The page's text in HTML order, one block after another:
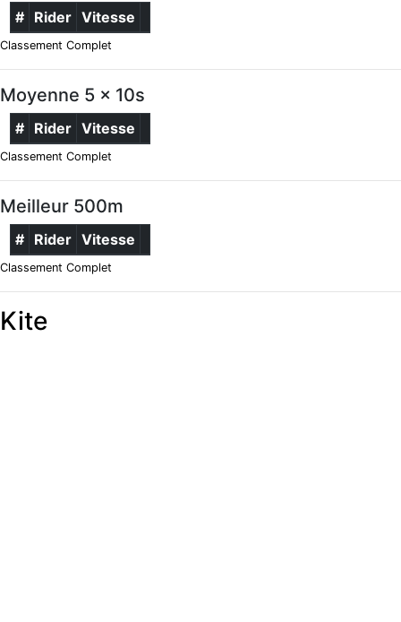
# Rider Vitesse
Classement Complet
Moyenne 5 x 10s
# Rider Vitesse
Classement Complet
Meilleur 500m
# Rider Vitesse
Classement Complet
Kite